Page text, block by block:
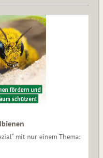
mit nur einem Thema: